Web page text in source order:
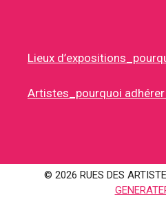
Lieux
Artistes_pourquoi adhérer
© 2026 RUES DES